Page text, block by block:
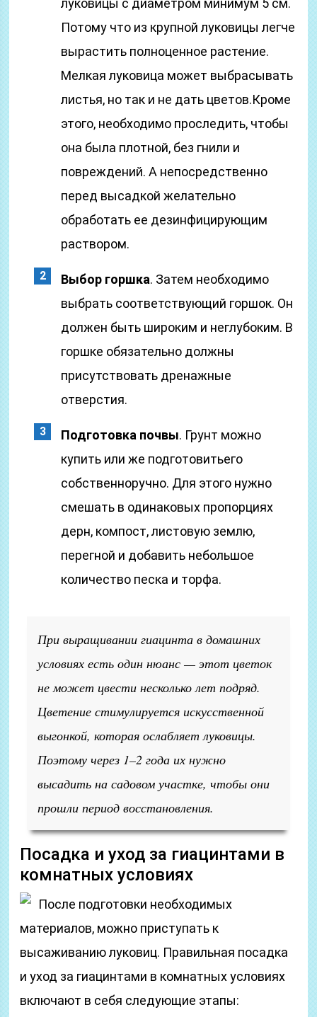
луковицы с диаметром минимум 5 см.
Потому что из крупной луковицы легче
вырастить полноценное растение.
Мелкая луковица может выбрасывать
листья, но так и не дать цветов.Кроме
этого, необходимо проследить, чтобы
она была плотной, без гнили и
повреждений. А непосредственно
перед высадкой желательно
обработать ее дезинфицирующим
раствором.
Выбор горшка. Затем необходимо
выбрать соответствующий горшок. Он
должен быть широким и неглубоким. В
горшке обязательно должны
присутствовать дренажные
отверстия.
Подготовка почвы. Грунт можно
купить или же подготовитьего
собственноручно. Для этого нужно
смешать в одинаковых пропорциях
дерн, компост, листовую землю,
перегной и добавить небольшое
количество песка и торфа.
При выращивании гиацинта в домашних
условиях есть один нюанс — этот цветок
не может цвести несколько лет подряд.
Цветение стимулируется искусственной
выгонкой, которая ослабляет луковицы.
Поэтому через 1–2 года их нужно
высадить на садовом участке, чтобы они
прошли период восстановления.
Посадка и уход за гиацинтами в
комнатных условиях
После подготовки необходимых
материалов, можно приступать к
высаживанию луковиц. Правильная посадка
и уход за гиацинтами в комнатных условиях
включают в себя следующие этапы: